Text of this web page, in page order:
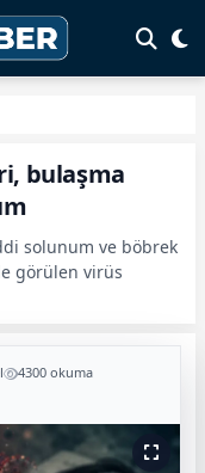
bulaşma
solunum ve böbrek
görülen virüs
4300 okuma